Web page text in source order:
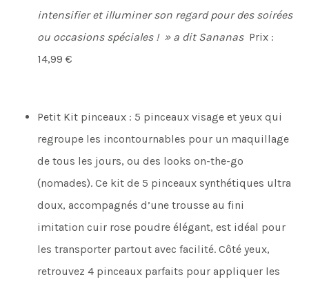
intensifier et illuminer son regard pour des soirées
ou occasions spéciales ! » a dit Sananas Prix :
14,99 €
Petit Kit pinceaux : 5 pinceaux visage et yeux qui
regroupe les incontournables pour un maquillage
de tous les jours, ou des looks on-the-go
(nomades). Ce kit de 5 pinceaux synthétiques ultra
doux, accompagnés d’une trousse au fini
imitation cuir rose poudre élégant, est idéal pour
les transporter partout avec facilité. Côté yeux,
retrouvez 4 pinceaux parfaits pour appliquer les